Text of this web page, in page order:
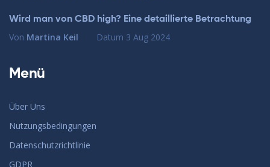
Wird man von CBD high? Eine detaillierte Betrachtung
Von Martina Keil Datum 3 Aug 2024
Menü
Über Uns
Nutzungsbedingungen
Datenschutzrichtlinie
GDPR